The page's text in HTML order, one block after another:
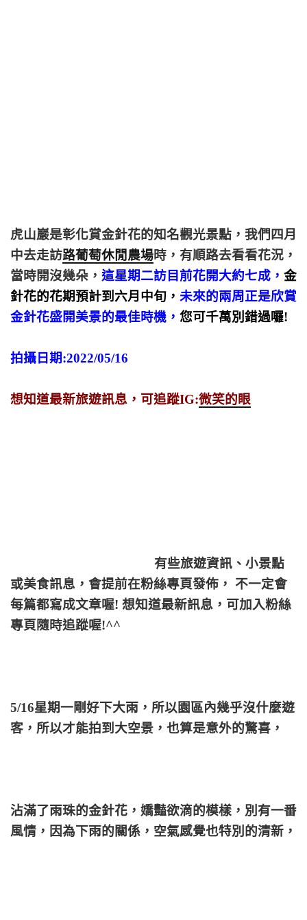
虎山巖是彰化賞金針花的知名觀光景點，我們四月
中去走訪路葡萄休閒農場時，有順路去看看花況，
當時開沒幾朵， 這星期二訪目前花開大約七成， 金
針花的花期預計到六月中旬， 未來的兩周正是欣賞
金針花盛開美景的最佳時機， 您可千萬別錯過囉!
拍攝日期:2022/05/16
想知道最新旅遊訊息，可追蹤IG:微笑的眼
有些旅遊資訊、小景點
或美食訊息，會提前在粉絲專頁發佈， 不一定會
每篇都寫成文章喔! 想知道最新訊息，可加入粉絲
專頁隨時追蹤喔!^^
5/16星期一剛好下大雨，所以園區內幾乎沒什麼遊
客，所以才能拍到大空景，也算是意外的驚喜，
沾滿了雨珠的金針花，嬌豔欲滴的模樣，別有一番
風情，因為下雨的關係，空氣感覺也特別的清新，